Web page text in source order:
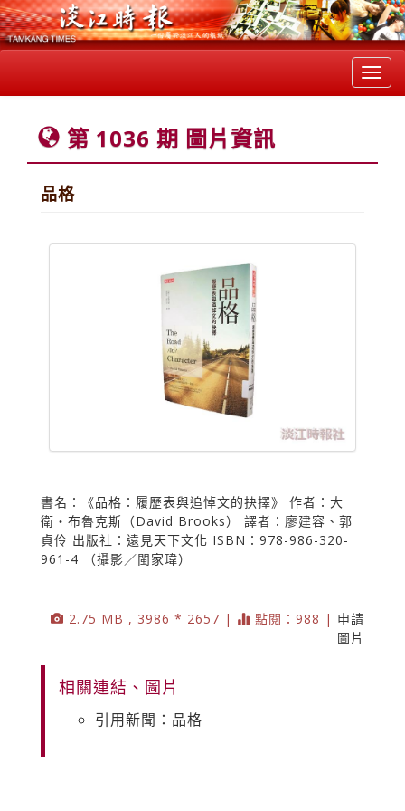
第 1036 期 圖片資訊
品格
書名：《品格：履歷表與追悼文的抉擇》 作者：大
衛‧布魯克斯（David Brooks） 譯者：廖建容、郭
貞伶 出版社：遠見天下文化 ISBN：978-986-320-
961-4 （攝影／閩家瑋）
2.75 MB , 3986 * 2657 | 點閱：988 | 申請
圖片
相關連結、圖片
引用新聞：品格